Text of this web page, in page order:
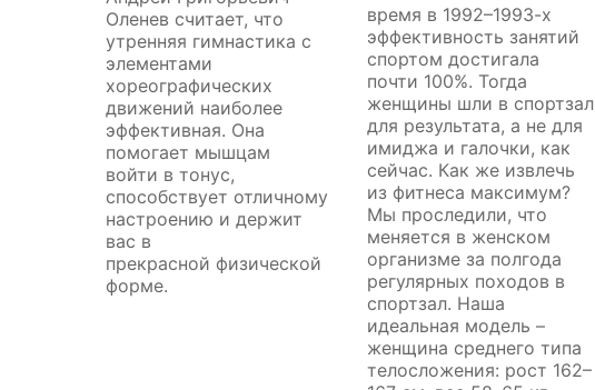
Оленев считает, что
утренняя гимнастика с
элементами
хореографических
движений наиболее
эффективная. Она
помогает мышцам
войти в тонус,
способствует отличному
настроению и держит
вас в
прекрасной физической
форме.
время в 1992–1993-х
эффективность занятий
спортом достигала
почти 100%. Тогда
женщины шли в спортзал
для результата, а не для
имиджа и галочки, как
сейчас. Как же извлечь
из фитнеса максимум?
Мы проследили, что
меняется в женском
организме за полгода
регулярных походов в
спортзал. Наша
идеальная модель –
женщина среднего типа
телосложения: рост 162–